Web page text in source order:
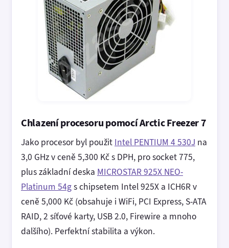
Chlazení procesoru pomocí Arctic Freezer 7
Jako procesor byl použit Intel PENTIUM 4 530J na
3,0 GHz v ceně 5,300 Kč s DPH, pro socket 775,
plus základní deska MICROSTAR 925X NEO-
Platinum 54gs chipsetem Intel 925X a ICH6R v
ceně 5,000 Kč (obsahuje i WiFi, PCI Express, S-ATA
RAID, 2 síťové karty, USB 2.0, Firewire a mnoho
dalšího). Perfektní stabilita a výkon.